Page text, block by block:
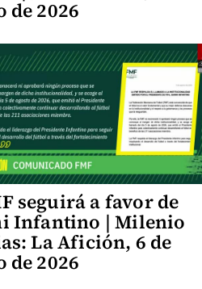
de 2026
seguirá a favor de
Infantino | Milenio
La Afición, 6 de
de 2026